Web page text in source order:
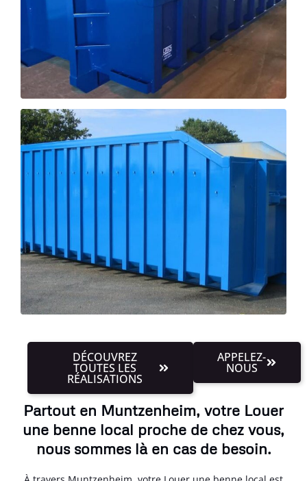
DÉCOUVREZ
TOUTES LES
RÉALISATIONS
APPELEZ-
NOUS
Partout en Muntzenheim, votre Louer
une benne local proche de chez vous,
nous sommes là en cas de besoin.